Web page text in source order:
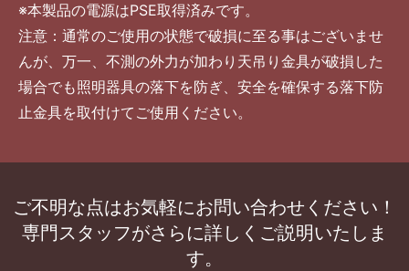
※本製品の電源はPSE取得済みです。
注意：通常のご使用の状態で破損に至る事はございませ
んが、万一、不測の外力が加わり天吊り金具が破損した
場合でも照明器具の落下を防ぎ、安全を確保する落下防
止金具を取付けてご使用ください。
ご不明な点はお気軽にお問い合わせください！
専門スタッフがさらに詳しくご説明いたしま
す。